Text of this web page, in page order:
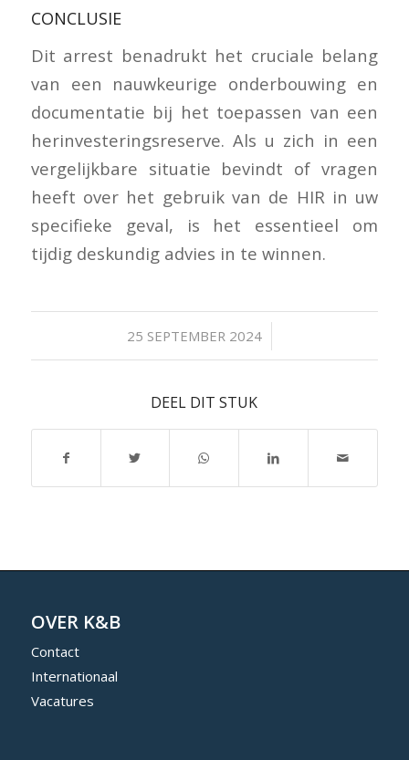
CONCLUSIE
Dit arrest benadrukt het cruciale belang
van een nauwkeurige onderbouwing en
documentatie bij het toepassen van een
herinvesteringsreserve. Als u zich in een
vergelijkbare situatie bevindt of vragen
heeft over het gebruik van de HIR in uw
specifieke geval, is het essentieel om
tijdig deskundig advies in te winnen.
25 SEPTEMBER 2024
/
DEEL DIT STUK
OVER K&B
Contact
Internationaal
Vacatures